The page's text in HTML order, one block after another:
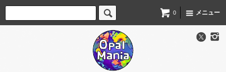
0 メニュー